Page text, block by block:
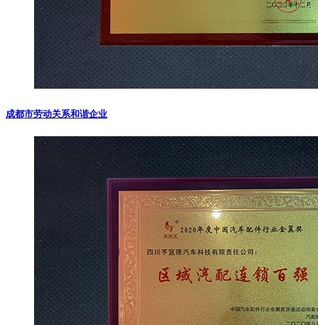
成都市劳动关系和谐企业